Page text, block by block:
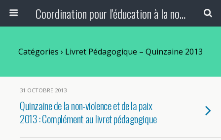
Coordination pour l'éducation à la non-violence et à la paix
Catégories › Livret Pédagogique – Quinzaine 2013
31 OCTOBRE 2013
Quinzaine de la non-violence et de la paix
2013 : Complément au livret pédagogique